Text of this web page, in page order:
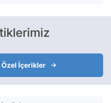
Özel İçerikler